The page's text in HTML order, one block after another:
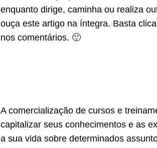
enquanto dirige, caminha ou realiza
ouça este artigo na íntegra. Basta
nos comentários. 🙂
A comercialização de cursos e
capitalizar seus conhecimentos e as
a sua vida sobre determinados